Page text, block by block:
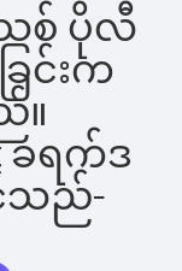
သစ် ပိုလီ
ြင်းက
။
ခရက်ဒ
သည်-